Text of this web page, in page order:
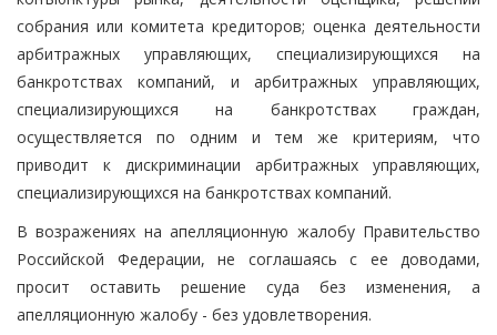
собрания или комитета кредиторов; оценка деятельности
арбитражных управляющих, специализирующихся на
банкротствах компаний, и арбитражных управляющих,
специализирующихся на банкротствах граждан,
осуществляется по одним и тем же критериям, что
приводит к дискриминации арбитражных управляющих,
специализирующихся на банкротствах компаний.
В возражениях на апелляционную жалобу Правительство
Российской Федерации, не соглашаясь с ее доводами,
просит оставить решение суда без изменения, а
апелляционную жалобу - без удовлетворения.